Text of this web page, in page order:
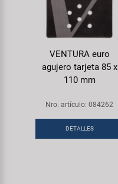
VENTURA euro
agujero tarjeta 85 x
110 mm
Nro. artículo: 084262
DETALLES